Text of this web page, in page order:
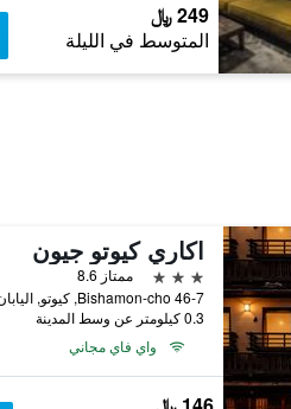
249 ﷼
المتوسط في الليلة
اكاري كيوتو جيون
3 نجوم
ممتاز 8.6
46-7 Bishamon-cho, كيوتو, اليابان
0.3 كيلومتر عن وسط المدينة
واي فاي مجاني